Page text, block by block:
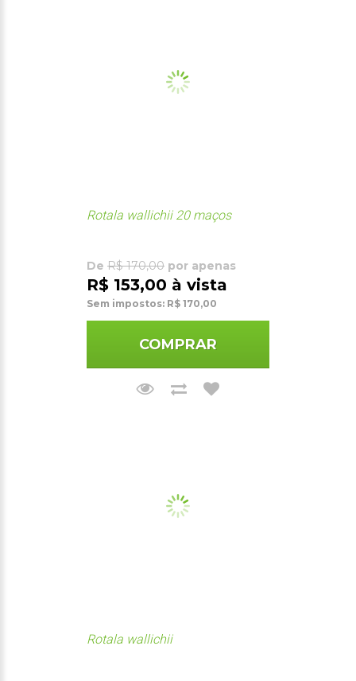
Rotala wallichii 20 maços
De R$ 170,00 por apenas
R$ 153,00 à vista
Sem impostos: R$ 170,00
COMPRAR
Rotala wallichii